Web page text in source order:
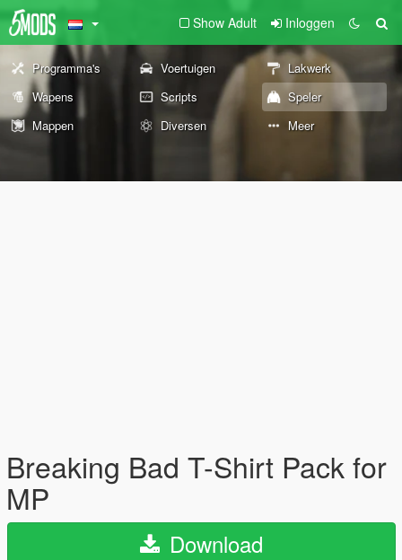
Show Adult Inloggen
Programma's Voertuigen
Lakwerk
Wapens
Scripts
Speler
Mappen
Diversen Meer
Breaking Bad T-Shirt Pack for
MP
Download